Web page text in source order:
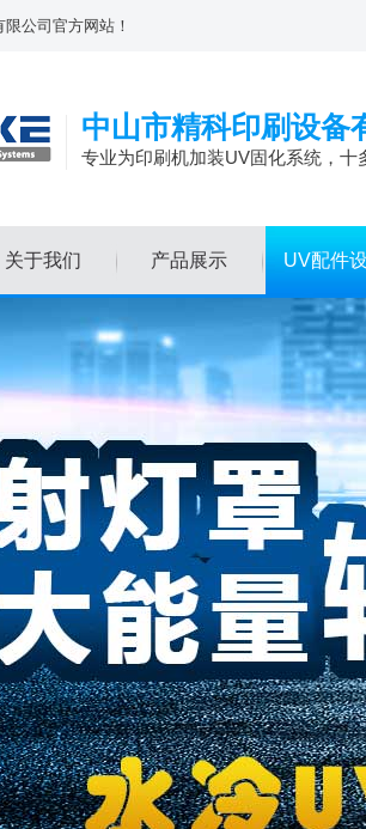
公司官方网站！
中山市精科印刷设备
专业为印刷机加装UV固化系统，十
关于我们 产品展示 UV配件